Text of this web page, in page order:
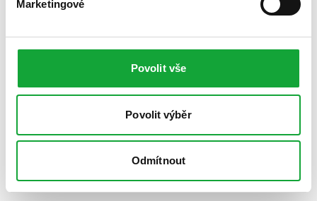
Marketingové
Povolit vše
Povolit výběr
Odmítnout